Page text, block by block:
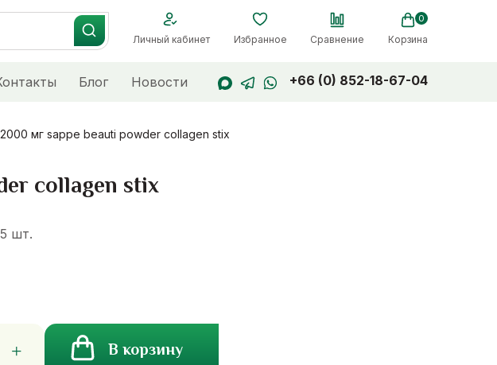
Личный кабинет Избранное Сравнение
0
Корзина
Блог Новости +66 (0) 852-18-67-04
мг sappe beauti powder collagen stix
collagen stix
шт.
В корзину